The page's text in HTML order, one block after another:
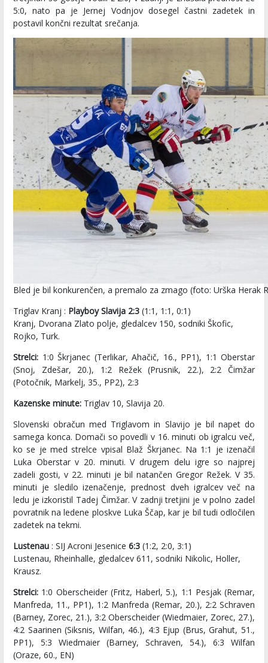
5:0, nato pa je Jernej Vodnjov dosegel častni zadetek in
postavil končni rezultat srečanja.
Bled je bil konkurenčen, a premalo za zmago (foto: Urška Herak
Triglav Kranj : Playboy Slavija 2:3 (1:1, 1:1, 0:1)
Kranj, Dvorana Zlato polje, gledalcev 150, sodniki Škofic,
Rojko, Turk.
Strelci: 1:0 Škrjanec (Terlikar, Ahačič, 16., PP1), 1:1 Oberstar
(Snoj, Zdešar, 20.), 1:2 Režek (Prusnik, 22.), 2:2 Čimžar
(Potočnik, Markelj, 35., PP2), 2:3
Kazenske minute: Triglav 10, Slavija 20.
Slovenski obračun med Triglavom in Slavijo je bil napet do
samega konca. Domači so povedli v 16. minuti ob igralcu več,
ko se je med strelce vpisal Blaž Škrjanec. Na 1:1 je izenačil
Luka Oberstar v 20. minuti. V drugem delu igre so najprej
zadeli gosti, v 22. minuti je bil natančen Gregor Režek. V 35.
minuti je sledilo izenačenje, prednost dveh igralcev več na
ledu je izkoristil Tadej Čimžar. V zadnji tretjini je v polno zadel
povratnik na ledene ploskve Luka Ščap, kar je bil tudi odločilen
zadetek na tekmi.
Lustenau : SIJ Acroni Jesenice 6:3 (1:2, 2:0, 3:1)
Lustenau, Rheinhalle, gledalcev 611, sodniki Nikolic, Holler,
Krausz.
Strelci: 1:0 Oberscheider (Fritz, Haberl, 5.), 1:1 Pesjak (Remar,
Manfreda, 11., PP1), 1:2 Manfreda (Remar, 20.), 2:2 Schraven
(Barney, Zorec, 21.), 3:2 Oberscheider (Wiedmaier, Zorec, 27.),
4:2 Saarinen (Siksnis, Wilfan, 46.), 4:3 Ejup (Brus, Grahut, 51.,
PP1), 5:3 Wiedmaier (Barney, Schraven, 54.), 6:3 Wilfan
(Oraze, 60., EN)